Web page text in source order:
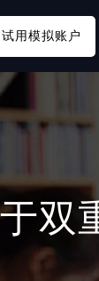
试用模拟账户
双